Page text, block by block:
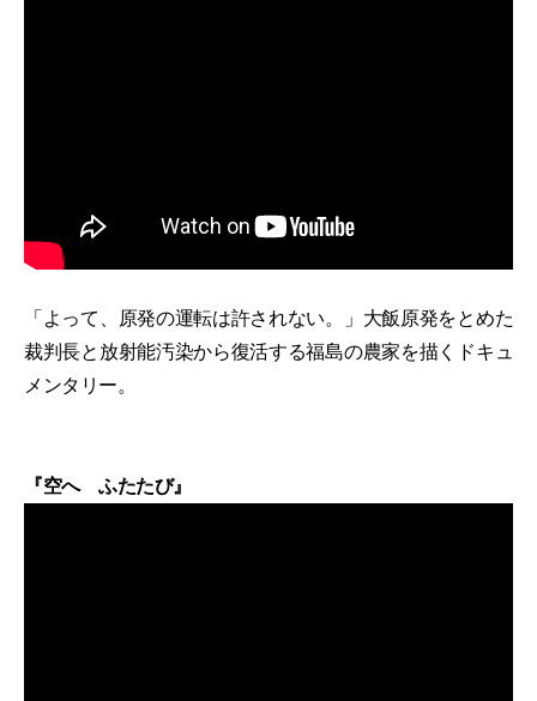
「よって、原発の運転は許されない。」大飯原発をとめた
裁判長と放射能汚染から復活する福島の農家を描くドキュ
メンタリー。
『空へ ふたたび』